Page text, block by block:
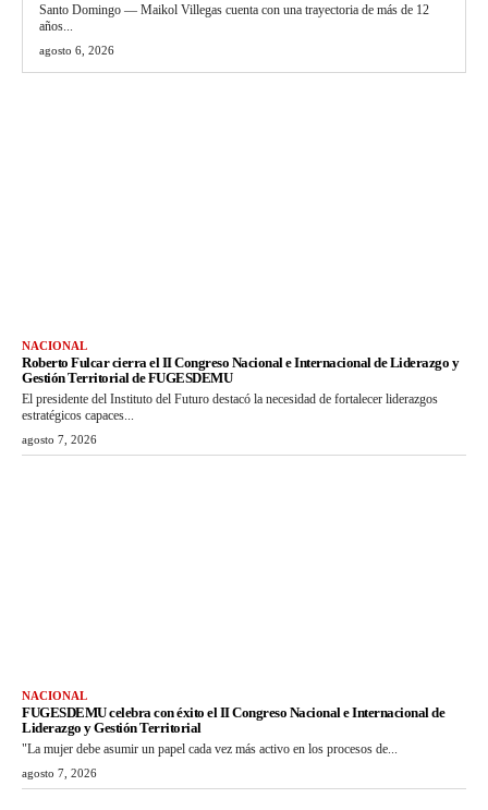
Santo Domingo — Maikol Villegas cuenta con una trayectoria de más de 12
años...
agosto 6, 2026
NACIONAL
Roberto Fulcar cierra el II Congreso Nacional e Internacional de Liderazgo y
Gestión Territorial de FUGESDEMU
El presidente del Instituto del Futuro destacó la necesidad de fortalecer liderazgos
estratégicos capaces...
agosto 7, 2026
NACIONAL
FUGESDEMU celebra con éxito el II Congreso Nacional e Internacional de
Liderazgo y Gestión Territorial
"La mujer debe asumir un papel cada vez más activo en los procesos de...
agosto 7, 2026